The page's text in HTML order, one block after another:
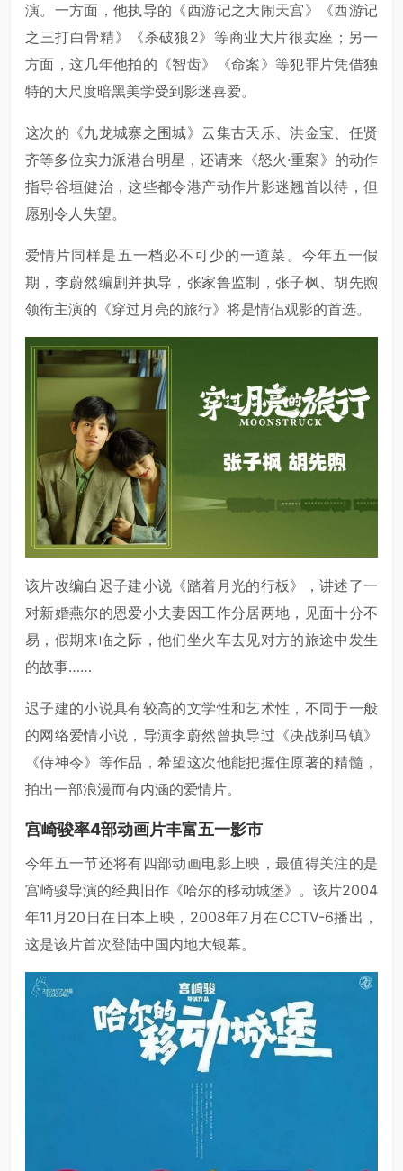
演。一方面，他执导的《西游记之大闹天宫》《西游记
之三打白骨精》《杀破狼2》等商业大片很卖座；另一
方面，这几年他拍的《智齿》《命案》等犯罪片凭借独
特的大尺度暗黑美学受到影迷喜爱。
这次的《九龙城寨之围城》云集古天乐、洪金宝、任贤
齐等多位实力派港台明星，还请来《怒火·重案》的动作
指导谷垣健治，这些都令港产动作片影迷翘首以待，但
愿别令人失望。
爱情片同样是五一档必不可少的一道菜。今年五一假
期，李蔚然编剧并执导，张家鲁监制，张子枫、胡先煦
领衔主演的《穿过月亮的旅行》将是情侣观影的首选。
该片改编自迟子建小说《踏着月光的行板》，讲述了一
对新婚燕尔的恩爱小夫妻因工作分居两地，见面十分不
易，假期来临之际，他们坐火车去见对方的旅途中发生
的故事……
迟子建的小说具有较高的文学性和艺术性，不同于一般
的网络爱情小说，导演李蔚然曾执导过《决战刹马镇》
《侍神令》等作品，希望这次他能把握住原著的精髓，
拍出一部浪漫而有内涵的爱情片。
宫崎骏率4部动画片丰富五一影市
今年五一节还将有四部动画电影上映，最值得关注的是
宫崎骏导演的经典旧作《哈尔的移动城堡》。该片2004
年11月20日在日本上映，2008年7月在CCTV-6播出，
这是该片首次登陆中国内地大银幕。